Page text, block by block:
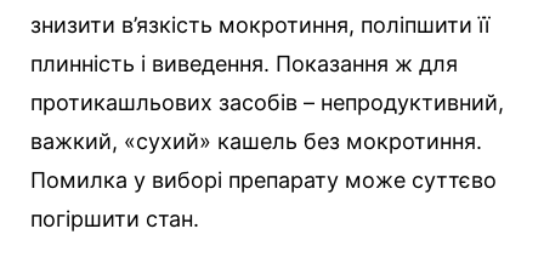
знизити в’язкість мокротиння, поліпшити її
плинність і виведення. Показання ж для
протикашльових засобів – непродуктивний,
важкий, «сухий» кашель без мокротиння.
Помилка у виборі препарату може суттєво
погіршити стан.